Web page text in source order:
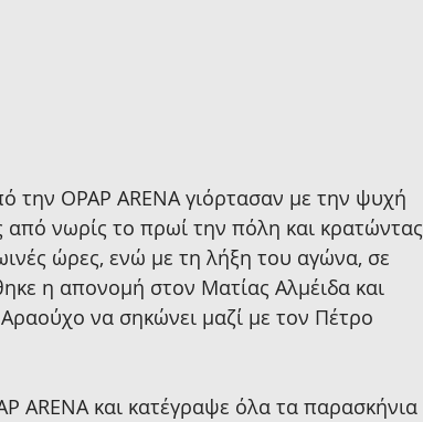
την OPAP ARENA γιόρτασαν με την ψυχή
νωρίς το πρωί την πόλη και κρατώντας
ώρες, ενώ με τη λήξη του αγώνα, σε
η απονομή στον Ματίας Αλμέιδα και
να σηκώνει μαζί με τον Πέτρο
ARENA και κατέγραψε όλα τα παρασκήνια